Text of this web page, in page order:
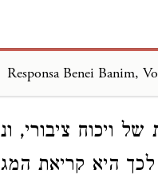
Responsa Benei Banim, *
ויכוח ציבורי,
היא קריאת